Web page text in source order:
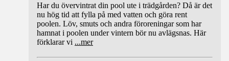
Har du övervintrat din pool ute i trädgården? Då är det
nu hög tid att fylla på med vatten och göra rent
poolen. Löv, smuts och andra föroreningar som har
hamnat i poolen under vintern bör nu avlägsnas. Här
förklarar vi ...mer